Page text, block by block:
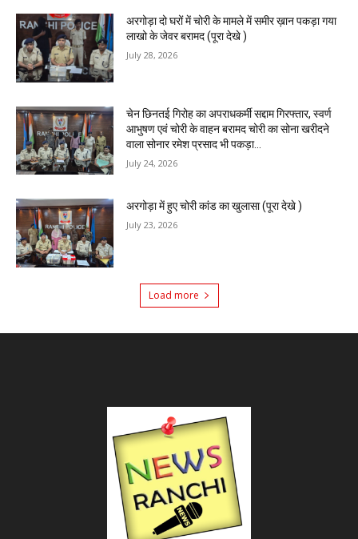
अरगोड़ा दो घरों में चोरी के मामले में समीर ख़ान पकड़ा गया
लाखो के जेवर बरामद (पूरा देखे )
July 28, 2026
चेन छिनतई गिरोह का अपराधकर्मी सद्दाम गिरफ्तार, स्वर्ण
आभुषण एवं चोरी के वाहन बरामद चोरी का सोना खरीदने
वाला सोनार रमेश प्रसाद भी पकड़ा...
July 24, 2026
अरगोड़ा में हुए चोरी कांड का खुलासा (पूरा देखे )
July 23, 2026
Load more